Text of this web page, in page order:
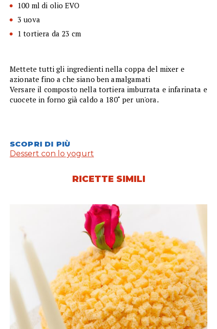
100 ml di olio EVO
3 uova
1 tortiera da 23 cm
Mettete tutti gli ingredienti nella coppa del mixer e
azionate fino a che siano ben amalgamati
Versare il composto nella tortiera imburrata e infarinata e
cuocete in forno già caldo a 180˚ per un'ora.
SCOPRI DI PIÙ
Dessert con lo yogurt
RICETTE SIMILI